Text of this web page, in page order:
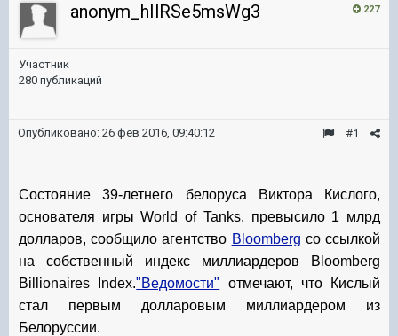
227
anonym_hIlRSe5msWg3
Участник
280 публикаций
#1
Опубликовано: 26 фев 2016, 09:40:12
Состояние 39-летнего белоруса Виктора Кислого,
основателя игры World of Tanks, превысило 1 млрд
долларов, сообщило агентство Bloomberg со ссылкой
на собственный индекс миллиардеров Bloomberg
Billionaires Index."Ведомости" отмечают, что Кислый
стал первым долларовым миллиардером из
Белоруссии.